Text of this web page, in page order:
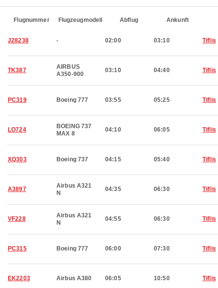
Flugnummer Flugzeugmodell Abflug Ankunft
J28238 - 02:00 03:10 Tiflis
TK387
AIRBUS
A350-900
03:10 04:40 Tiflis
PC319 Boeing 777 03:55 05:25 Tiflis
LO724
BOEING 737
MAX 8
04:10 06:05 Tiflis
XQ303 Boeing 737 04:15 05:40 Tiflis
A3897
Airbus A321
N
04:35 06:30 Tiflis
VF228
Airbus A321
N
04:55 06:30 Tiflis
PC315 Boeing 777 06:00 07:30 Tiflis
EK2203 Airbus A380 06:05 10:50 Tiflis